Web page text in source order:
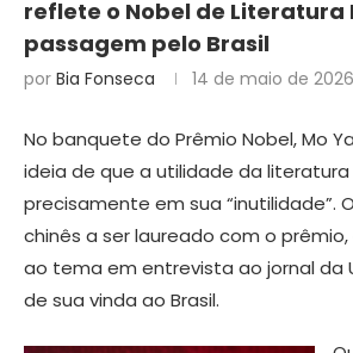
reflete o Nobel de Literatura
passagem pelo Brasil
por Bia Fonseca 14 de maio de 2026
No banquete do Prêmio Nobel, Mo
ideia de que a utilidade da literatura
precisamente em sua “inutilidade”.
chinês a ser laureado com o prêmio,
ao tema em entrevista ao jornal da
de sua vinda ao Brasil.